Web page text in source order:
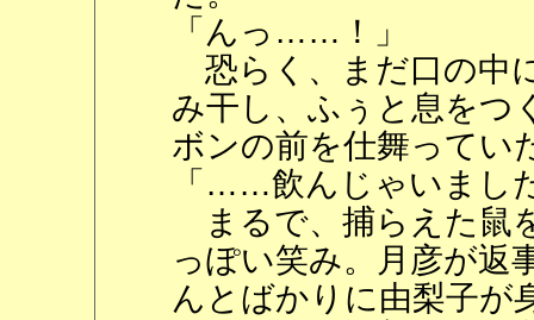
「んっ……！」
恐らく、まだ口の中
み干し、ふぅと息をつ
ボンの前を仕舞ってい
「……飲んじゃいまし
まるで、捕らえた鼠
っぽい笑み。月彦が返
んとばかりに由梨子が